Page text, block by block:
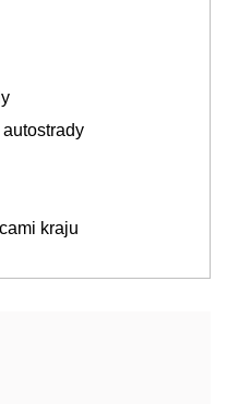
autostrady
kraju